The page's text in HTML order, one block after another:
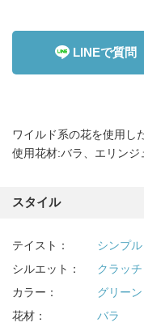
LINEで質問
ワイルド系の花を使用し
使用花材:バラ、エリン
スタイル
テイスト： シンプ
シルエット：
クラッチ
カラー：
グリーン
花材：
バラ